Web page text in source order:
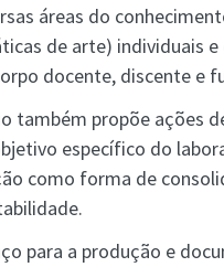
áreas do
de arte) individuais
docente, discente e
também propõe ações
específico do
como forma de
para a produção e